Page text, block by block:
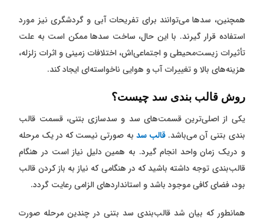
همچنین، سد‌ها می‌توانند برای تفریحات آبی و گردشگری نیز مورد
استفاده قرار گیرند. با این حال، ساخت سد‌ها ممکن است به علت
تأثیرات زیست‌محیطی و اجتماعی‌اش، اختلافات زمینی و اثرات زلزله،
هزینه‌های بالا و تغییرات آب و هوایی ناخواسته‌ای ایجاد کند.
روش قالب بندی سد چیست؟
یکی از اصلی‌ترین قسمت‌های سد و سد‌سازی بتنی، قسمت قالب
بندی بتنی آن می‌باشد.قالب سد به صورتی نیست که در یک مرحله
و دریک زمان واحد انجام گیرد. به همین دلیل نیاز است در هنگام
قالب‌بندی توجه داشته باشید که در هنگامی که نیاز به باز کردن قالب
بود، فضای کافی موجود باشد و استاندارد‌های الزامی رعایت گردد.
همانطور که بیان شد قالب‌بندی سد بتنی در چندین مرحله صورت